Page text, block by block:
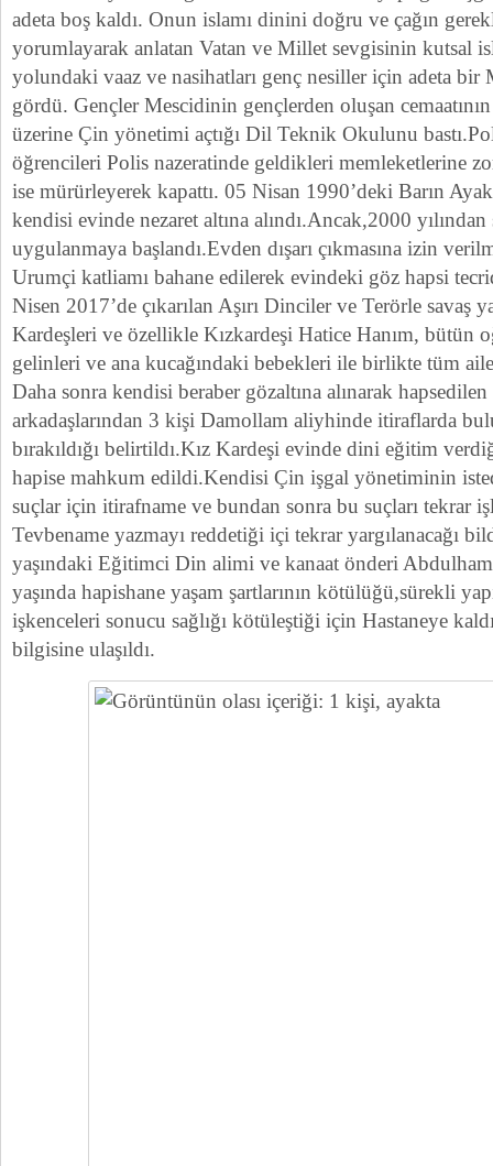
adeta boş kaldı. Onun islamı dinini doğru ve çağın
yorumlayarak anlatan Vatan ve Millet sevgisinin kutsal
yolundaki vaaz ve nasihatları genç nesiller için adeta
gördü. Gençler Mescidinin gençlerden oluşan
üzerine Çin yönetimi açtığı Dil Teknik Okulunu
öğrencileri Polis nazeratinde geldikleri memleketlerine
ise mürürleyerek kapattı. 05 Nisan 1990’deki Barın
kendisi evinde nezaret altına alındı.Ancak,2000
uygulanmaya başlandı.Evden dışarı çıkmasına izin
Urumçi katliamı bahane edilerek evindeki göz hapsi
Nisen 2017’de çıkarılan Aşırı Dinciler ve Terörle savaş
Kardeşleri ve özellikle Kızkardeşi Hatice Hanım, bütün
gelinleri ve ana kucağındaki bebekleri ile birlikte tüm
Daha sonra kendisi beraber gözaltına alınarak
arkadaşlarından 3 kişi Damollam aliyhinde itiraflarda
bırakıldığı belirtildı.Kız Kardeşi evinde dini eğitim
hapise mahkum edildi.Kendisi Çin işgal yönetiminin
suçlar için itirafname ve bundan sonra bu suçları tekrar
Tevbename yazmayı reddetiği içi tekrar yargılanacağı
yaşındaki Eğitimci Din alimi ve kanaat önderi
yaşında hapishane yaşam şartlarının kötülüğü,sürekli
işkenceleri sonucu sağlığı kötüleştiği için Hastaneye
bilgisine ulaşıldı.